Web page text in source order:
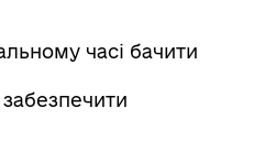
часі бачити